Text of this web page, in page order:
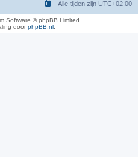
Alle tijden zijn UTC+02:00
Software © phpBB Limited
doorphpBB.nl